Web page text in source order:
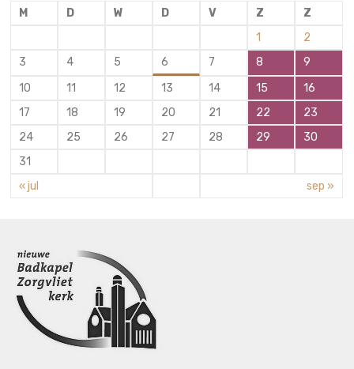
M
D W D V Z
Z
1
2
3
4 5 6 7 8
9
10
11 12 13 14 15
16
17
18 19 20 21 22
23
24
25 26 27 28 29
30
31
« jul
sep »